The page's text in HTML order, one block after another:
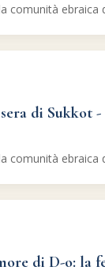
comunità ebraica
di Sukkot -
comunità ebraica
di D-o: la